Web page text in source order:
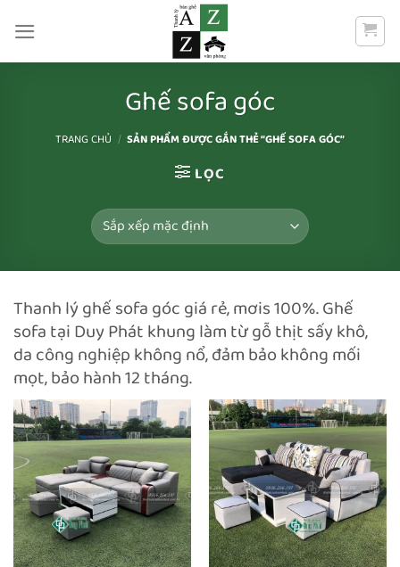
qua
nội
Ghế sofa góc
TRANG CHỦ / SẢN PHẨM ĐƯỢC GẮN THẺ “GHẾ SOFA GÓC”
LỌC
Thanh lý ghế sofa góc giá rẻ, mơis 100%. Ghế
sofa tại Duy Phát khung làm từ gỗ thịt sấy khô,
da công nghiệp không nổ, đảm bảo không mối
mọt, bảo hành 12 tháng.